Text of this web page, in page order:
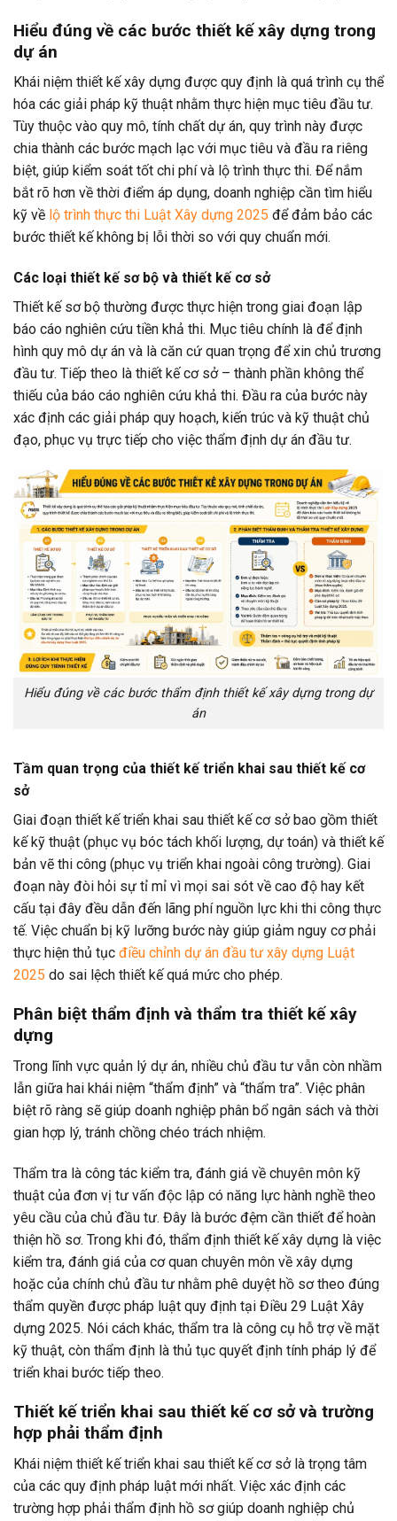
Hiểu đúng về các bước thiết kế xây dựng trong
dự án
Khái niệm thiết kế xây dựng được quy định là quá trình cụ thể
hóa các giải pháp kỹ thuật nhằm thực hiện mục tiêu đầu tư.
Tùy thuộc vào quy mô, tính chất dự án, quy trình này được
chia thành các bước mạch lạc với mục tiêu và đầu ra riêng
biệt, giúp kiểm soát tốt chi phí và lộ trình thực thi. Để nắm
bắt rõ hơn về thời điểm áp dụng, doanh nghiệp cần tìm hiểu
kỹ về lộ trình thực thi Luật Xây dựng 2025 để đảm bảo các
bước thiết kế không bị lỗi thời so với quy chuẩn mới.
Các loại thiết kế sơ bộ và thiết kế cơ sở
Thiết kế sơ bộ thường được thực hiện trong giai đoạn lập
báo cáo nghiên cứu tiền khả thi. Mục tiêu chính là để định
hình quy mô dự án và là căn cứ quan trọng để xin chủ trương
đầu tư. Tiếp theo là thiết kế cơ sở – thành phần không thể
thiếu của báo cáo nghiên cứu khả thi. Đầu ra của bước này
xác định các giải pháp quy hoạch, kiến trúc và kỹ thuật chủ
đạo, phục vụ trực tiếp cho việc thẩm định dự án đầu tư.
Hiểu đúng về các bước thẩm định thiết kế xây dựng trong dự
án
Tầm quan trọng của thiết kế triển khai sau thiết kế cơ
sở
Giai đoạn thiết kế triển khai sau thiết kế cơ sở bao gồm thiết
kế kỹ thuật (phục vụ bóc tách khối lượng, dự toán) và thiết kế
bản vẽ thi công (phục vụ triển khai ngoài công trường). Giai
đoạn này đòi hỏi sự tỉ mỉ vì mọi sai sót về cao độ hay kết
cấu tại đây đều dẫn đến lãng phí nguồn lực khi thi công thực
tế. Việc chuẩn bị kỹ lưỡng bước này giúp giảm nguy cơ phải
thực hiện thủ tục điều chỉnh dự án đầu tư xây dựng Luật
2025 do sai lệch thiết kế quá mức cho phép.
Phân biệt thẩm định và thẩm tra thiết kế xây
dựng
Trong lĩnh vực quản lý dự án, nhiều chủ đầu tư vẫn còn nhầm
lẫn giữa hai khái niệm “thẩm định” và “thẩm tra”. Việc phân
biệt rõ ràng sẽ giúp doanh nghiệp phân bổ ngân sách và thời
gian hợp lý, tránh chồng chéo trách nhiệm.
Thẩm tra là công tác kiểm tra, đánh giá về chuyên môn kỹ
thuật của đơn vị tư vấn độc lập có năng lực hành nghề theo
yêu cầu của chủ đầu tư. Đây là bước đệm cần thiết để hoàn
thiện hồ sơ. Trong khi đó, thẩm định thiết kế xây dựng là việc
kiểm tra, đánh giá của cơ quan chuyên môn về xây dựng
hoặc của chính chủ đầu tư nhằm phê duyệt hồ sơ theo đúng
thẩm quyền được pháp luật quy định tại Điều 29 Luật Xây
dựng 2025. Nói cách khác, thẩm tra là công cụ hỗ trợ về mặt
kỹ thuật, còn thẩm định là thủ tục quyết định tính pháp lý để
triển khai bước tiếp theo.
Thiết kế triển khai sau thiết kế cơ sở và trường
hợp phải thẩm định
Khái niệm thiết kế triển khai sau thiết kế cơ sở là trọng tâm
của các quy định pháp luật mới nhất. Việc xác định các
trường hợp phải thẩm định hồ sơ giúp doanh nghiệp chủ